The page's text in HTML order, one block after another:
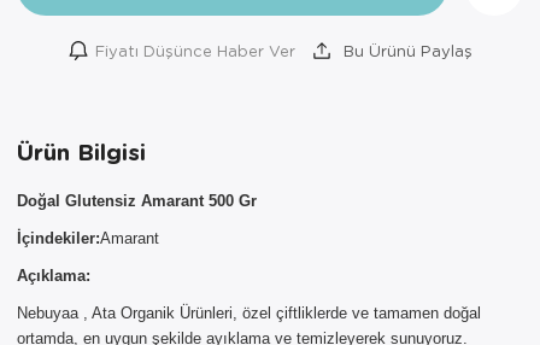
Fiyatı Düşünce Haber Ver Bu Ürünü Paylaş
Ürün Bilgisi
Doğal Glutensiz Amarant 500 Gr
İçindekiler:Amarant
Açıklama:
Nebuyaa , Ata Organik Ürünleri, özel çiftliklerde ve tamamen doğal
ortamda, en uygun şekilde ayıklama ve temizleyerek sunuyoruz.
AYNI GÜN
TESLİMAT
ÜRÜNLERİ
Sepetinizde AYNI GÜN TESLİMAT
ürünü bulunduğu için AYNI GÜN